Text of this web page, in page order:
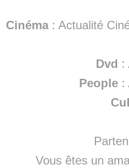
Cinéma: Actualité
Dvd :
People :
Vous êtes un